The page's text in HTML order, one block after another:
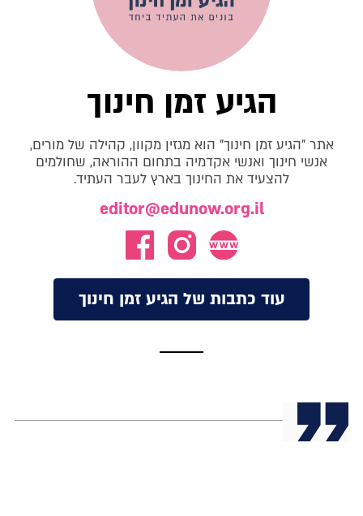
הגיע זמן חינוך
אתר "הגיע זמן חינוך" הוא מגזין מקוון, קהילה של מורים,
אנשי חינוך ואנשי אקדמיה בתחום ההוראה, שחולמים
להצעיד את החינוך בארץ לעבר העתיד.
editor@edunow.org.il
עוד כתבות של הגיע זמן חינוך